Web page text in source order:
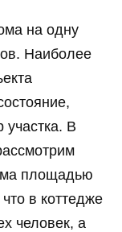
на одну
Наиболее
участка. В
площадью
в коттедже
человек, а